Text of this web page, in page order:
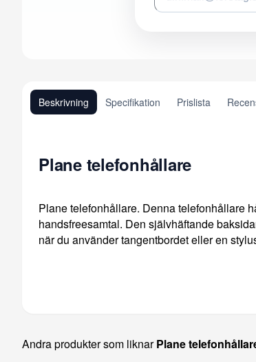
Beskrivning Specifikation Prislista
Plane telefonhållare
Plane telefonhållare. Denna telefonhållare
handsfreesamtal. Den självhäftande
när du använder tangentbordet eller en
Andra produkter som liknarPlane